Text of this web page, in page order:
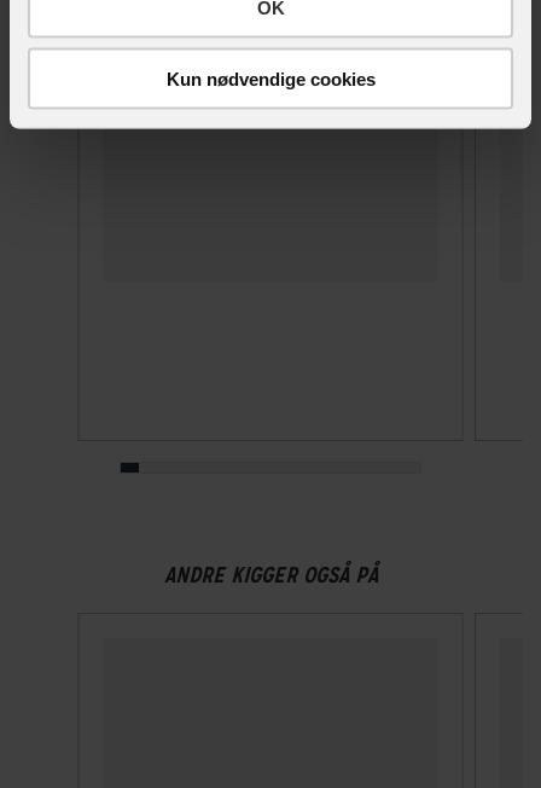
OK
Kun nødvendige cookies
ANDRE KIGGER OGSÅ PÅ